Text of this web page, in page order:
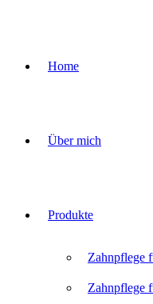
Home
Über mich
Produkte
Zahnpflege
Zahnpflege